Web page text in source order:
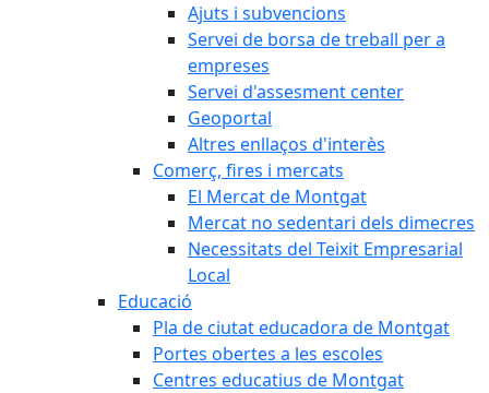
Ajuts i subvencions
Servei de borsa de treball per a
empreses
Servei d'assesment center
Geoportal
Altres enllaços d'interès
Comerç, fires i mercats
El Mercat de Montgat
Mercat no sedentari dels dimecres
Necessitats del Teixit Empresarial
Local
Educació
Pla de ciutat educadora de Montgat
Portes obertes a les escoles
Centres educatius de Montgat